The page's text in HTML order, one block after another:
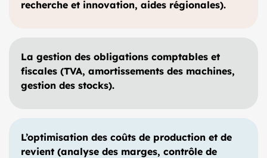
recherche et innovation, aides régionales).
La gestion des obligations comptables et
fiscales (TVA, amortissements des machines,
gestion des stocks).
L’optimisation des coûts de production et de
revient (analyse des marges, contrôle de